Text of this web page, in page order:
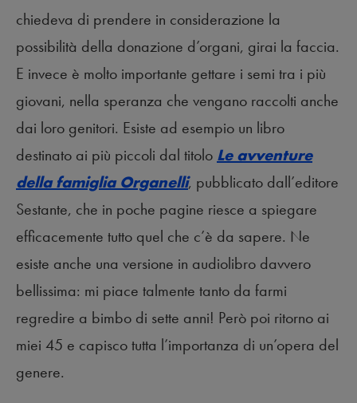
chiedeva di prendere in considerazione la
possibilità della donazione d’organi, girai la faccia.
E invece è molto importante gettare i semi tra i più
giovani, nella speranza che vengano raccolti anche
dai loro genitori. Esiste ad esempio un libro
destinato ai più piccoli dal titolo Le avventure
della famiglia Organelli, pubblicato dall’editore
Sestante, che in poche pagine riesce a spiegare
efficacemente tutto quel che c’è da sapere. Ne
esiste anche una versione in audiolibro davvero
bellissima: mi piace talmente tanto da farmi
regredire a bimbo di sette anni! Però poi ritorno ai
miei 45 e capisco tutta l’importanza di un’opera del
genere.